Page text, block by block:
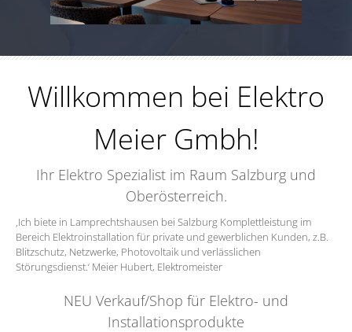
Willkommen bei Elektro
Meier Gmbh!
Ihr Elektro Spezialist im Raum Salzburg und
Oberösterreich.
‚Ich biete in Lamprechtshausen bei Salzburg Komplettleistung im
Bereich Elektroinstallation für private und gewerblichen Kunden, z.B.
Blitzschutz, Netzwerke, Photovoltaik und verlässlichen
Störungsdienst.‘ Meier Hubert, Elektromeister
NEU Verkauf/Shop für Elektro- und
Installationsprodukte